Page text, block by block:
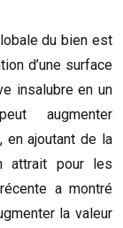
du bien est
d’une surface
insalubre en un
augmenter
en ajoutant de la
attrait pour les
a montré
la valeur